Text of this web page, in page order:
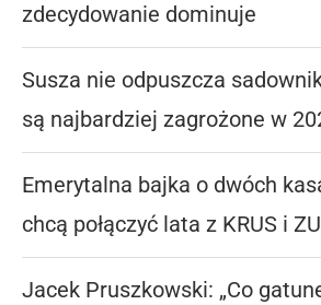
zdecydowanie dominuje
Susza nie odpuszcza
są najbardziej zagrożone w
Emerytalna bajka o dwóch
chcą połączyć lata z KRUS i
Jacek Pruszkowski: „Co